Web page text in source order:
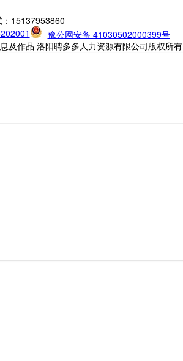
15137953860
豫公网安备 41030502000399号
及作品 洛阳聘多多人力资源有限公司版权所有